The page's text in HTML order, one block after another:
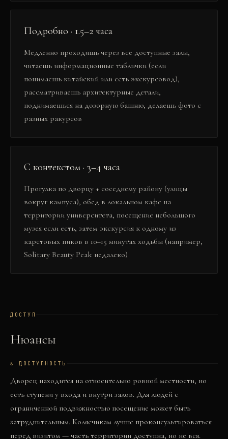
Подробно · 1.5–2 часа
Медленно проходишь через все доступные залы,
читаешь информационные таблички (если
понимаешь китайский или есть экскурсовод),
рассматриваешь архитектурные детали,
поднимаешься на дозорную башню, делаешь фото с
разных ракурсов
С контекстом · 3–4 часа
Прогулка по дворцу + соседнему району (улицы
вокруг кампуса), обед в локальном кафе на
территории университета, посещение небольшого
музея если есть, затем экскурсия к одному из
карстовых пиков в 10–15 минутах ходьбы (например,
Solitary Beauty Peak недалеко)
ДОСТУП
Нюансы
♿ ДОСТУПНОСТЬ
Дворец находится на относительно ровной местности, но
есть ступени у входа и внутри залов. Для людей с
ограниченной подвижностью посещение может быть
затруднительным. Колясчикам лучше проконсультироваться
перед визитом — часть территории доступна, но не вся.